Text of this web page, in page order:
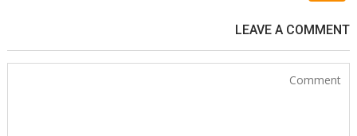
LEAVE A COMMENT